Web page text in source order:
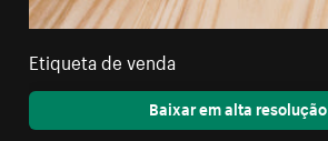
Etiqueta de venda
Baixar em alta resolução